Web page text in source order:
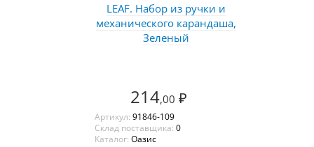
LEAF. Набор из ручки и
механического карандаша,
Зеленый
214,00 ₽
Артикул: 91846-109
Склад поставщика: 0
Каталог: Оазис